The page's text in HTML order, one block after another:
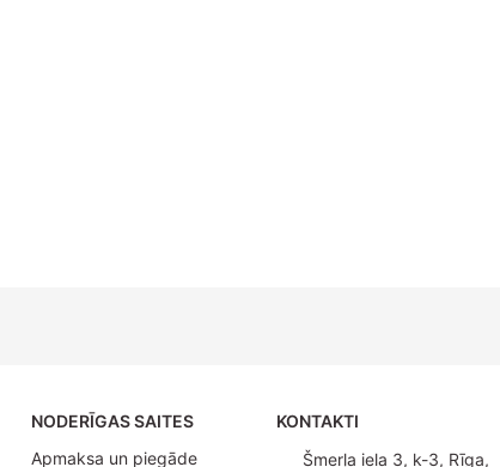
NODERĪGAS SAITES
Apmaksa un piegāde
KONTAKTI
Šmerļa iela 3, k-3, Rīga,